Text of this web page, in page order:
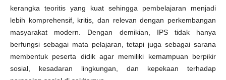
kerangka teoritis yang kuat sehingga pembelajaran menjadi
lebih komprehensif, kritis, dan relevan dengan perkembangan
masyarakat modern. Dengan demikian, IPS tidak hanya
berfungsi sebagai mata pelajaran, tetapi juga sebagai sarana
membentuk peserta didik agar memiliki kemampuan berpikir
sosial, kesadaran lingkungan, dan kepekaan terhadap